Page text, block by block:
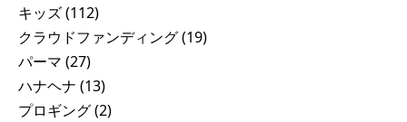
キッズ(112)
クラウドファンディング(19)
パーマ (27)
ハナヘナ (13)
プロギング(2)